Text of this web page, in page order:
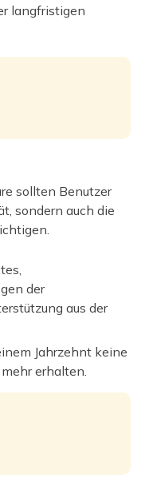
langfristigen
sollten Benutzer
sondern auch die
der
aus der
Jahrzehnt keine
erhalten.